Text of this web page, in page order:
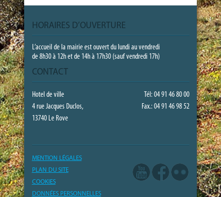
HORAIRES D’OUVERTURE
L’accueil de la mairie est ouvert du lundi au vendredi
de 8h30 à 12h et de 14h à 17h30 (sauf vendredi 17h)
CONTACT
Hotel de ville
Tél: 04 91 46 80 00
4 rue Jacques Duclos,
Fax.: 04 91 46 98 52
13740 Le Rove
MENTION LÉGALES
PLAN DU SITE
COOKIES
DONNÉES PERSONNELLES